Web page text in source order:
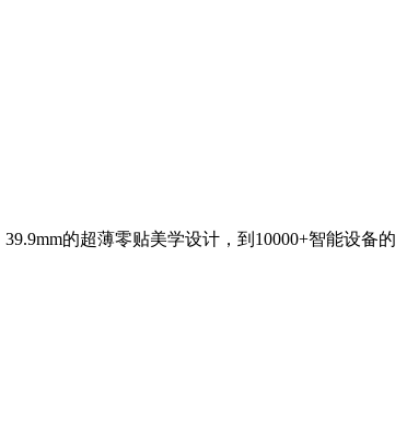
的超薄零贴美学设计，到10000+智能设备的